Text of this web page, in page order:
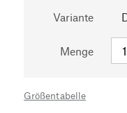
Variante
Menge
Größentabelle